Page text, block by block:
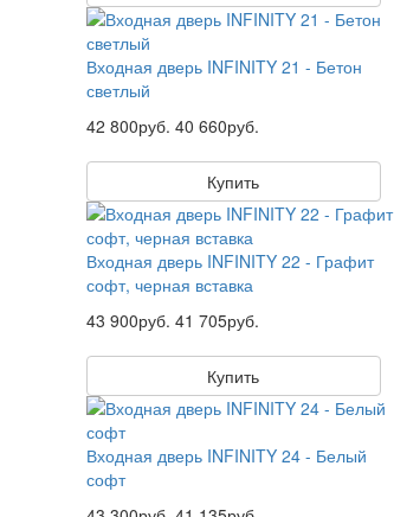
Входная дверь INFINITY 21 - Бетон
светлый
42 800руб. 40 660руб.
Купить
Входная дверь INFINITY 22 - Графит
софт, черная вставка
43 900руб. 41 705руб.
Купить
Входная дверь INFINITY 24 - Белый
софт